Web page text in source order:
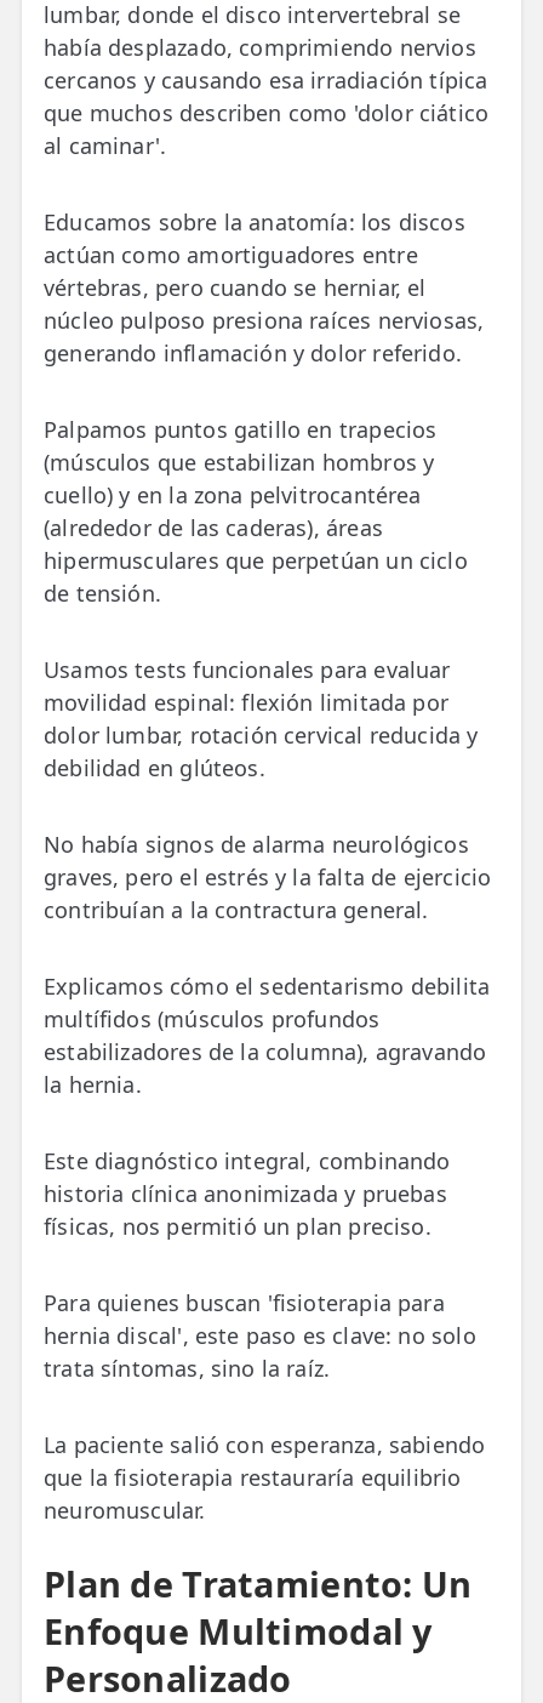
lumbar, donde el disco intervertebral se
había desplazado, comprimiendo nervios
cercanos y causando esa irradiación típica
que muchos describen como 'dolor ciático
al caminar'.
Educamos sobre la anatomía: los discos
actúan como amortiguadores entre
vértebras, pero cuando se herniar, el
núcleo pulposo presiona raíces nerviosas,
generando inflamación y dolor referido.
Palpamos puntos gatillo en trapecios
(músculos que estabilizan hombros y
cuello) y en la zona pelvitrocantérea
(alrededor de las caderas), áreas
hipermusculares que perpetúan un ciclo
de tensión.
Usamos tests funcionales para evaluar
movilidad espinal: flexión limitada por
dolor lumbar, rotación cervical reducida y
debilidad en glúteos.
No había signos de alarma neurológicos
graves, pero el estrés y la falta de ejercicio
contribuían a la contractura general.
Explicamos cómo el sedentarismo debilita
multífidos (músculos profundos
estabilizadores de la columna), agravando
la hernia.
Este diagnóstico integral, combinando
historia clínica anonimizada y pruebas
físicas, nos permitió un plan preciso.
Para quienes buscan 'fisioterapia para
hernia discal', este paso es clave: no solo
trata síntomas, sino la raíz.
La paciente salió con esperanza, sabiendo
que la fisioterapia restauraría equilibrio
neuromuscular.
Plan de Tratamiento: Un
Enfoque Multimodal y
Personalizado